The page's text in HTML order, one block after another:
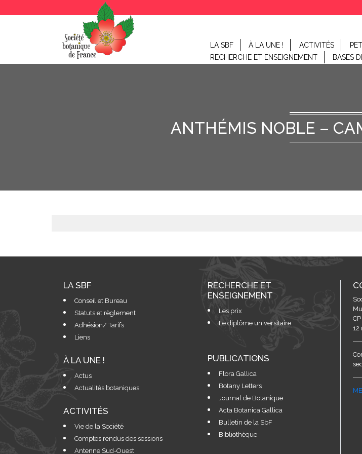
LA SBF À LA UNE ! ACTIVITÉS
RECHERCHE ET ENSEIGNEMENT
BASES
ANTHÉMIS NOBLE –
LA SBF
Conseil et Bureau
Statuts et règlement
Adhésion/ Tarifs
Liens
À LA UNE !
Actus
Actualités botaniques
ACTIVITÉS
Vie de la Société
Comptes rendus des sessions
Antenne Sud-Ouest
RECHERCHE ET
ENSEIGNEMENT
Les prix
Le diplôme universitaire
PUBLICATIONS
Flora Gallica
Botany Letters
Journal de Botanique
Acta Botanica Gallica
Bulletin de la SbF
Bibliothèque
12